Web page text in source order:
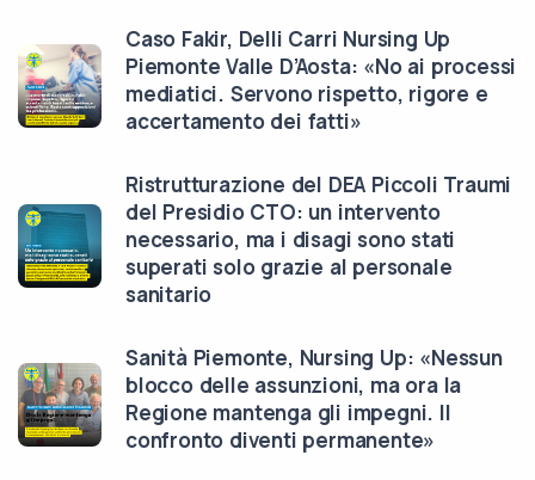
Caso Fakir, Delli Carri Nursing Up
Piemonte Valle D’Aosta: «No ai processi
mediatici. Servono rispetto, rigore e
accertamento dei fatti»
Ristrutturazione del DEA Piccoli Traumi
del Presidio CTO: un intervento
necessario, ma i disagi sono stati
superati solo grazie al personale
sanitario
Sanità Piemonte, Nursing Up: «Nessun
blocco delle assunzioni, ma ora la
Regione mantenga gli impegni. Il
confronto diventi permanente»